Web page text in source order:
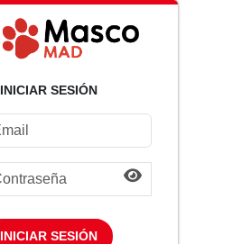
INICIAR SESIÓN
INICIAR SESIÓN